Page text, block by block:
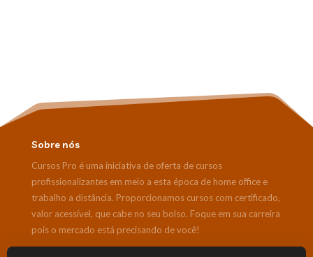
Sobre nós
Cursos Pro é uma iniciativa de oferta de cursos
profissionalizantes em meio a esta época de home office e
trabalho a distância. Proporcionamos cursos com certificado,
valor acessível, que cabe no seu bolso. Foque em sua carreira
pois o mercado está precisando de você!